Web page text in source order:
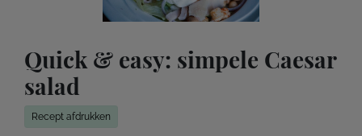
Quick & easy: simpele Caesar
salad
Recept afdrukken